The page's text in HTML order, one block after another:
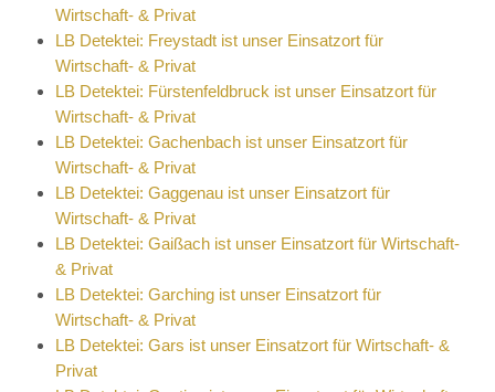
Wirtschaft- & Privat
LB Detektei: Freystadt ist unser Einsatzort für
Wirtschaft- & Privat
LB Detektei: Fürstenfeldbruck ist unser Einsatzort für
Wirtschaft- & Privat
LB Detektei: Gachenbach ist unser Einsatzort für
Wirtschaft- & Privat
LB Detektei: Gaggenau ist unser Einsatzort für
Wirtschaft- & Privat
LB Detektei: Gaißach ist unser Einsatzort für Wirtschaft-
& Privat
LB Detektei: Garching ist unser Einsatzort für
Wirtschaft- & Privat
LB Detektei: Gars ist unser Einsatzort für Wirtschaft- &
Privat